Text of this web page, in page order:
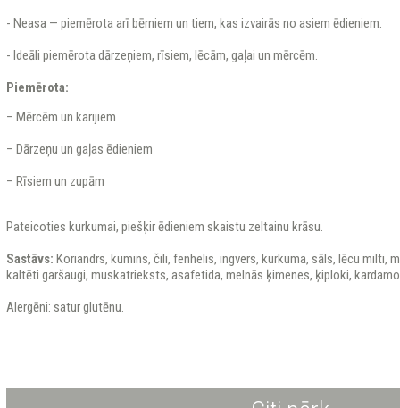
- Neasa — piemērota arī bērniem un tiem, kas izvairās no asiem ēdieniem.
- Ideāli piemērota dārzeņiem, rīsiem, lēcām, gaļai un mērcēm.
Piemērota:
– Mērcēm un karijiem
– Dārzeņu un gaļas ēdieniem
– Rīsiem un zupām
Pateicoties kurkumai, piešķir ēdieniem skaistu zeltainu krāsu.
Sastāvs: Koriandrs, kumins, čili, fenhelis, ingvers, kurkuma, sāls, lēcu milti,
kaltēti garšaugi, muskatrieksts, asafetida, melnās ķimenes, ķiploki,
Alergēni: satur glutēnu.